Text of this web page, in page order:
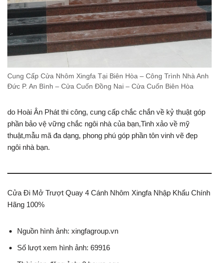
Cung Cấp Cửa Nhôm Xingfa Tại Biên Hòa – Công Trình Nhà Anh
Đức P. An Bình – Cửa Cuốn Đồng Nai – Cửa Cuốn Biên Hòa
do Hoài Ân Phát thi công, cung cấp chắc chắn về kỷ thuật góp
phần bảo vệ vững chắc ngôi nhà của bạn,Tinh xảo về mỹ
thuật,mẫu mã đa dạng, phong phú góp phần tôn vinh vẽ đẹp
ngôi nhà bạn.
Cửa Đi Mở Trượt Quay 4 Cánh Nhôm Xingfa Nhập Khẩu Chính
Hãng 100%
Nguồn hình ảnh: xingfagroup.vn
Số lượt xem hình ảnh: 69916